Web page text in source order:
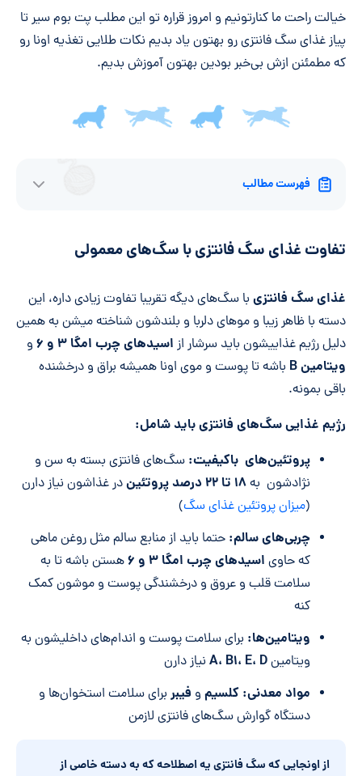
خیالت راحت ما کنارتونیم و امروز قراره تو این مطلب پت بوم سیر تا
پیاز غذای سگ فانتزی رو بهتون یاد بدیم نکات طلایی تغذیه‌ اونا رو
که مطمئنن ازش بی‌خبر بودین بهتون آموزش بدیم.
فهرست مطالب
تفاوت غذای سگ فانتزی با سگ‌های معمولی
غذای سگ فانتزی با سگ‌های دیگه تقریبا تفاوت زیادی داره، این
دسته با ظاهر زیبا و موهای دلربا و بلندشون شناخته میشن به همین
دلیل رژیم غذاییشون باید سرشار از اسیدهای چرب امگا ۳ و ۶ و
ویتامینB باشه تا پوست و موی اونا همیشه براق و درخشنده
باقی بمونه.
رژیم غذایی سگ‌های فانتزی باید شامل:
پروتئین‌های باکیفیت: سگ‌های فانتزی بسته به سن و
نژادشون به۱۸ تا ۲۲ درصد پروتئیندر غذاشون نیاز دارن
(میزان پروتئین غذای سگ)
چربیهای سالم: حتما باید از منابع سالم مثل روغن ماهی
که حاوی اسیدهای چرب امگا ۳ و ۶
هستن باشه تا به
سلامت قلب و عروق و درخشندگی پوست و موشون کمک
کنه
ویتامینها: برای سلامت پوست و اندام‌های داخلیشون به
ویتامین
A، B۱، E، D نیاز دارن
مواد معدنی: کلسیم و فیبر برای سلامت استخوان‌ها و
دستگاه گوارش سگ‌های فانتزی لازمن
از اونجایی که سگ فانتزی یه اصطلاحه که به دسته خاصی از